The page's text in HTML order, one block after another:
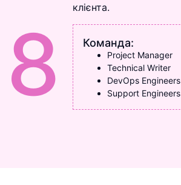
8
клієнта.
Команда:
Project Manager
Technical Writer
DevOps Engineers
Support Engineers